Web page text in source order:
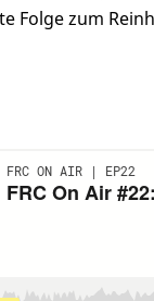
Folge zum